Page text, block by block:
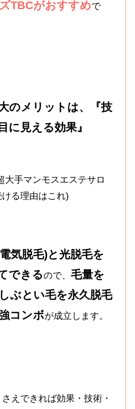
TBCがおすすめで
のメリットは、『技
に見える効果』
大手マンモスエステサロ
る理由はこれ)
気脱毛)と光脱毛を
できるので、毛量を
ぶとい毛を永久脱毛
コンボが成立します。
えできれば効果・技術・